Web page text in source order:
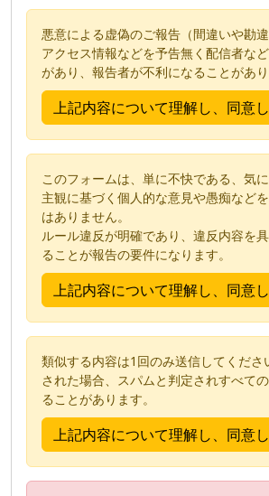
悪意による虚偽のご報告（間違いや勘違
アクセス情報などを予告無く配信者な
があり、報告者が不利になることがあり
このフォームは、単に不快である、気に
主観に基づく個人的な意見や愚痴など
はありません。
ルール違反が明確であり、違反内容を
ることが報告の要件になります。
類似する内容は1回のみ送信してくださ
された場合、スパムと判定されすべて
ることがあります。